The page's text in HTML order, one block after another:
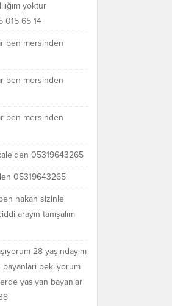
yoktur
015 65 14
ben mersinden
ben mersinden
ben mersinden
05319643265
05319643265
hakan sizinle
arayın tanışalım
28 yaşındayım
bayanlari bekliyorum
yasiyan bayanlar